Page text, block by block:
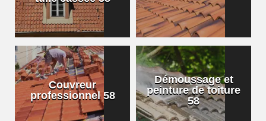
Couvreur
professionnel 58
Démoussage et
peinture de toiture
58